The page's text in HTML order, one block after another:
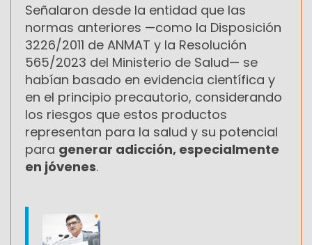
Señalaron desde la entidad que las
normas anteriores —como la Disposición
3226/2011 de ANMAT y la Resolución
565/2023 del Ministerio de Salud— se
habían basado en evidencia científica y
en el principio precautorio, considerando
los riesgos que estos productos
representan para la salud y su potencial
para generar adicción, especialmente
en jóvenes.